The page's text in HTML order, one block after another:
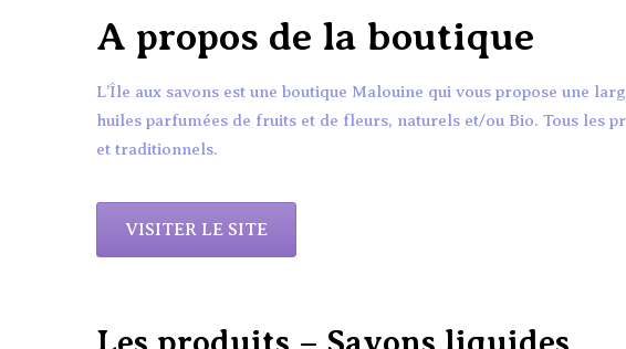
A propos de la boutique
L’Île aux savons est une boutique Malouine qui vous propose une
huiles parfumées de fruits et de fleurs, naturels et/ou Bio. Tous les
et traditionnels.
VISITER LE SITE